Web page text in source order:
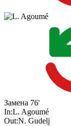
Замена 76'
In:L. Agoumé
Out:N. Gudelj